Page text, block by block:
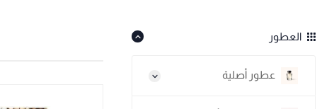
العطور
عطور أصلية